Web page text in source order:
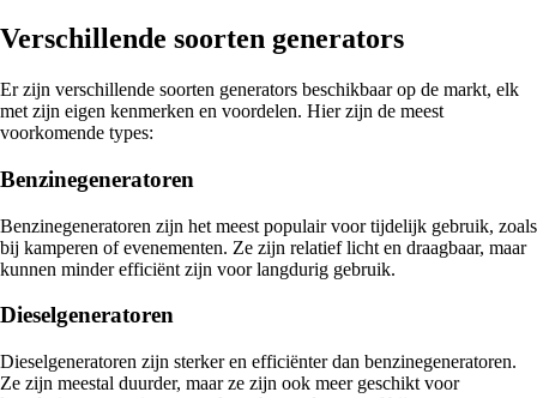
Verschillende soorten generators
Er zijn verschillende soorten generators beschikbaar op de markt, elk
met zijn eigen kenmerken en voordelen. Hier zijn de meest
voorkomende types:
Benzinegeneratoren
Benzinegeneratoren zijn het meest populair voor tijdelijk gebruik, zoals
bij kamperen of evenementen. Ze zijn relatief licht en draagbaar, maar
kunnen minder efficiënt zijn voor langdurig gebruik.
Dieselgeneratoren
Dieselgeneratoren zijn sterker en efficiënter dan benzinegeneratoren.
Ze zijn meestal duurder, maar ze zijn ook meer geschikt voor